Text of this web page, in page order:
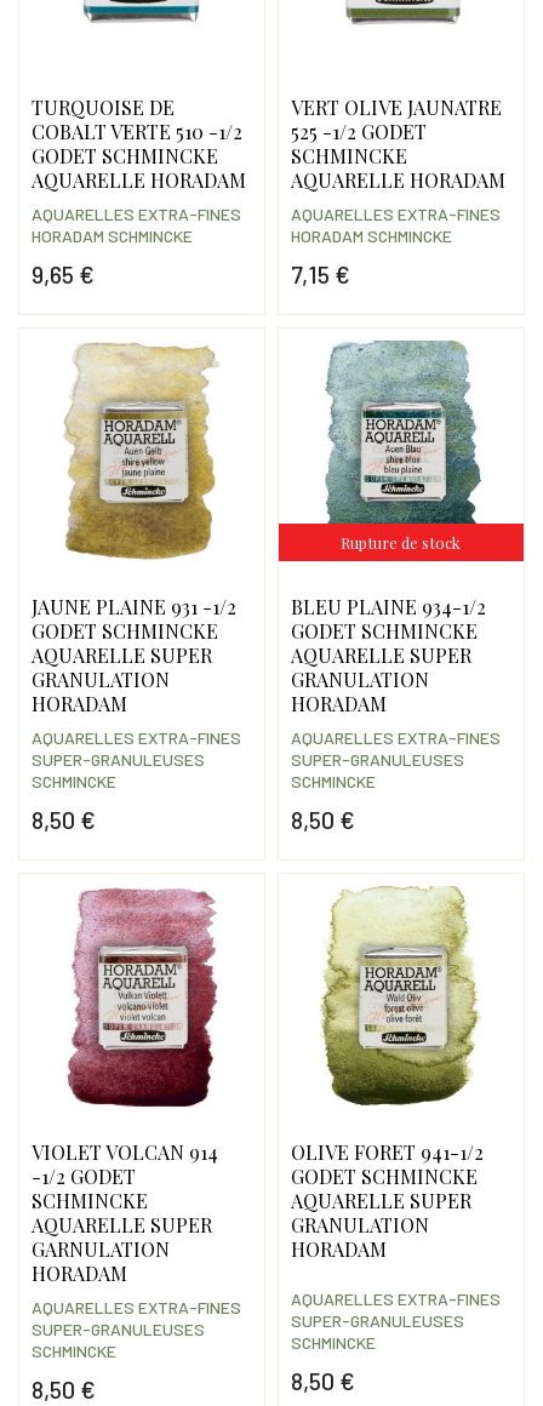
TURQUOISE DE
COBALT VERTE 510 -1/2
GODET SCHMINCKE
AQUARELLE HORADAM
9,65 €
AQUARELLES EXTRA-FINES
HORADAM SCHMINCKE
VERT OLIVE JAUNATRE
525 -1/2 GODET
SCHMINCKE
AQUARELLE HORADAM
7,15 €
AQUARELLES EXTRA-FINES
HORADAM SCHMINCKE
JAUNE PLAINE 931 -1/2
GODET SCHMINCKE
AQUARELLE SUPER
GRANULATION
HORADAM
8,50 €
AQUARELLES EXTRA-FINES
SUPER-GRANULEUSES
SCHMINCKE
Rupture de stock
BLEU PLAINE 934-1/2
GODET SCHMINCKE
AQUARELLE SUPER
GRANULATION
HORADAM
8,50 €
AQUARELLES EXTRA-FINES
SUPER-GRANULEUSES
SCHMINCKE
VIOLET VOLCAN 914
-1/2 GODET
SCHMINCKE
AQUARELLE SUPER
GARNULATION
HORADAM
8,50 €
AQUARELLES EXTRA-FINES
SUPER-GRANULEUSES
SCHMINCKE
OLIVE FORET 941-1/2
GODET SCHMINCKE
AQUARELLE SUPER
GRANULATION
HORADAM
8,50 €
AQUARELLES EXTRA-FINES
SUPER-GRANULEUSES
SCHMINCKE